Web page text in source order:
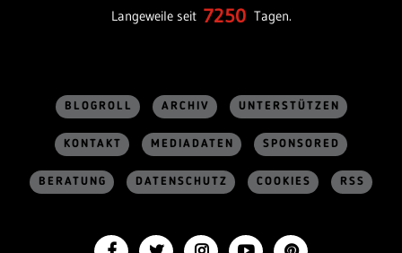
Langeweile seit 7250 Tagen.
BLOGROLL ARCHIV UNTERSTÜTZEN
KONTAKT MEDIADATEN SPONSORED
BERATUNG DATENSCHUTZ COOKIES RSS